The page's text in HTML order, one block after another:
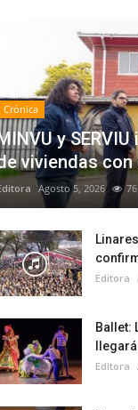
Crónica
y
viviendas con
Agosto 5, 2026 76
Editora
Ballet:
Editora